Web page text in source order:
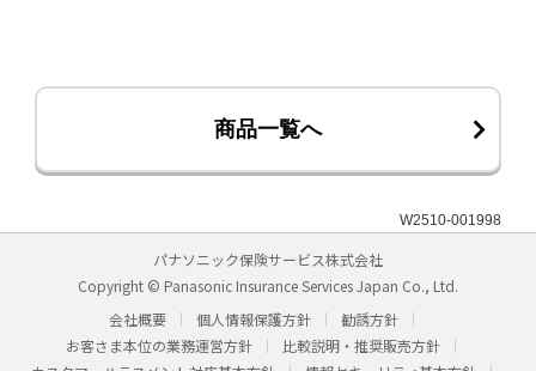
商品一覧へ
W2510-001998
パナソニック保険サービス株式会社
Copyright © Panasonic Insurance Services Japan Co., Ltd.
会社概要
個人情報保護方針
勧誘方針
お客さま本位の業務運営方針
比較説明・推奨販売方針